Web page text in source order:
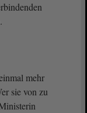
mehr
sie von zu